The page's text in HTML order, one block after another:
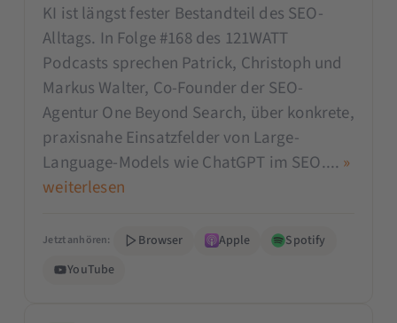
KI ist längst fester Bestandteil des SEO-
Alltags. In Folge #168 des 121WATT
Podcasts sprechen Patrick, Christoph und
Markus Walter, Co-Founder der SEO-
Agentur One Beyond Search, über konkrete,
praxisnahe Einsatzfelder von Large-
Language-Models wie ChatGPT im SEO.... »
weiterlesen
Jetzt anhören: Browser Apple
Spotify
YouTube